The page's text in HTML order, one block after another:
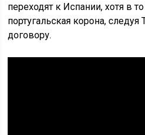
переходят к Испании, хотя в
португальская корона,
договору.